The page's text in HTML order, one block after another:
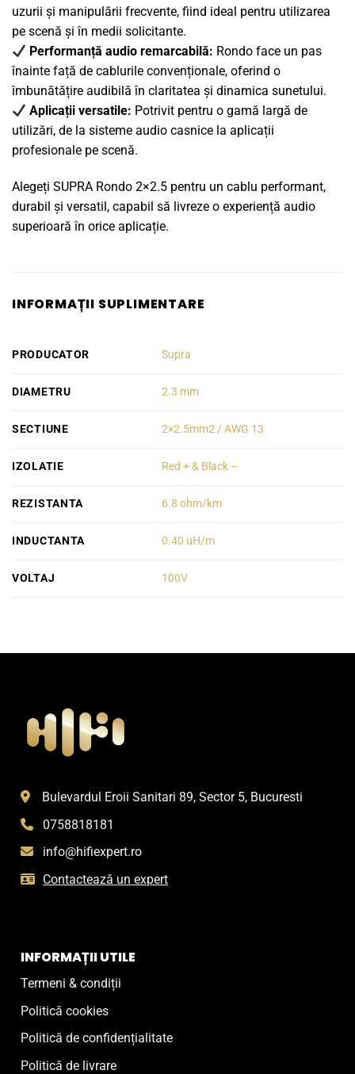
uzurii și manipulării frecvente, fiind ideal pentru utilizarea
pe scenă și în medii solicitante.
Performanță audio remarcabilă: Rondo face un pas
înainte față de cablurile convenționale, oferind o
îmbunătățire audibilă în claritatea și dinamica sunetului.
Aplicații versatile: Potrivit pentru o gamă largă de
utilizări, de la sisteme audio casnice la aplicații
profesionale pe scenă.
Alegeți SUPRA Rondo 2×2.5 pentru un cablu performant,
durabil și versatil, capabil să livreze o experiență audio
superioară în orice aplicație.
INFORMAȚII SUPLIMENTARE
PRODUCATOR Supra
DIAMETRU 2.3 mm
SECTIUNE 2×2.5mm2 / AWG 13
IZOLATIE Red + & Black –
REZISTANTA 6.8 ohm/km
INDUCTANTA 0.40 uH/m
VOLTAJ 100V
Bulevardul Eroii Sanitari 89, Sector 5, Bucuresti
0758818181
info@hifiexpert.ro
Contactează un expert
INFORMAȚII UTILE
Termeni & condiții
Politică cookies
Politică de confidențialitate
Politică de livrare